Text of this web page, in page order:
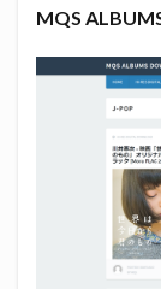
MQS